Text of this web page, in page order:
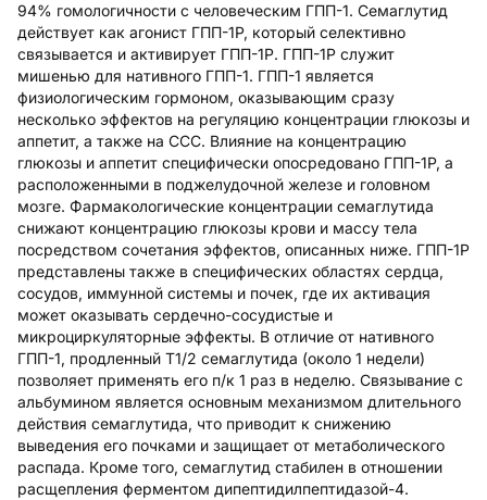
94% гомологичности с человеческим ГПП-1. Семаглутид
действует как агонист ГПП-1Р, который селективно
связывается и активирует ГПП-1Р. ГПП-1Р служит
мишенью для нативного ГПП-1. ГПП-1 является
физиологическим гормоном, оказывающим сразу
несколько эффектов на регуляцию концентрации глюкозы и
аппетит, а также на CCC. Влияние на концентрацию
глюкозы и аппетит специфически опосредовано ГПП-1Р, а
расположенными в поджелудочной железе и головном
мозге. Фармакологические концентрации семаглутида
снижают концентрацию глюкозы крови и массу тела
посредством сочетания эффектов, описанных ниже. ГПП-1Р
представлены также в специфических областях сердца,
сосудов, иммунной системы и почек, где их активация
может оказывать сердечно-сосудистые и
микроциркуляторные эффекты. В отличие от нативного
ГПП-1, продленный T1/2 семаглутида (около 1 недели)
позволяет применять его п/к 1 раз в неделю. Связывание с
альбумином является основным механизмом длительного
действия семаглутида, что приводит к снижению
выведения его почками и защищает от метаболического
распада. Кроме того, семаглутид стабилен в отношении
расщепления ферментом дипептидилпептидазой-4.